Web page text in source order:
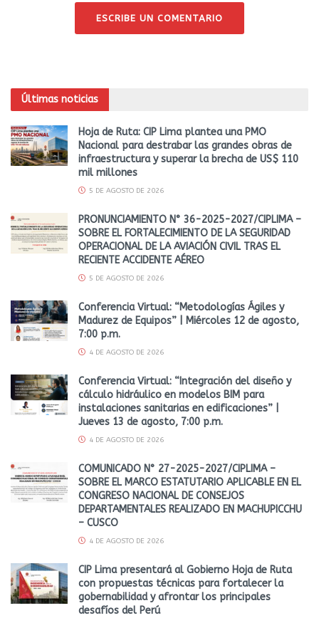
ESCRIBE UN COMENTARIO
Últimas noticias
Hoja de Ruta: CIP Lima plantea una PMO
Nacional para destrabar las grandes obras de
infraestructura y superar la brecha de US$ 110
mil millones
5 DE AGOSTO DE 2026
PRONUNCIAMIENTO N° 36-2025-2027/CIPLIMA –
SOBRE EL FORTALECIMIENTO DE LA SEGURIDAD
OPERACIONAL DE LA AVIACIÓN CIVIL TRAS EL
RECIENTE ACCIDENTE AÉREO
5 DE AGOSTO DE 2026
Conferencia Virtual: “Metodologías Ágiles y
Madurez de Equipos” | Miércoles 12 de agosto,
7:00 p.m.
4 DE AGOSTO DE 2026
Conferencia Virtual: “Integración del diseño y
cálculo hidráulico en modelos BIM para
instalaciones sanitarias en edificaciones” |
Jueves 13 de agosto, 7:00 p.m.
4 DE AGOSTO DE 2026
COMUNICADO N° 27-2025-2027/CIPLIMA –
SOBRE EL MARCO ESTATUTARIO APLICABLE EN EL
CONGRESO NACIONAL DE CONSEJOS
DEPARTAMENTALES REALIZADO EN MACHUPICCHU
– CUSCO
4 DE AGOSTO DE 2026
CIP Lima presentará al Gobierno Hoja de Ruta
con propuestas técnicas para fortalecer la
gobernabilidad y afrontar los principales
desafíos del Perú